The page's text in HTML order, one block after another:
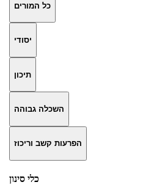
כל המורים
יסודי
תיכון
השכלה גבוהה
הפרעות קשב וריכוז
כלי סינון